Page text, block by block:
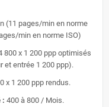
(11 pages/min en norme
min en norme ISO)
800 x 1 200 ppp optimisés
et entrée 1 200 ppp).
x 1 200 ppp rendus.
: 400 à 800 / Mois.